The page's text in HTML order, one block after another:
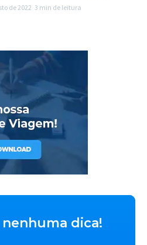
de 2022 3 min de leitura
dica!